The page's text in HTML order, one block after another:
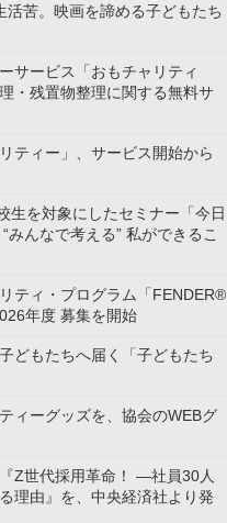
活苦。映画を諦める子どもたち
サービス「おもチャリティ
・残置物整理に関する無料サ
ティー」、サービス開始から
生を対象にしたセミナー「今日
んなで考える” 私ができるこ
ティ・プログラム「FENDER®︎
年度 募集を開始
どもたちへ届く「子どもたち
ィーグッズを、協会のWEBグ
Z世代採用革命！ ―社員30人
理由』を、中央経済社より発